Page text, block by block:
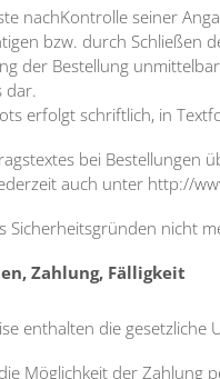
nachKontrolle seiner
bzw. durch Schließen
der Bestellung
dar.
erfolgt schriftlich, in
bei Bestellungen
auch unter http://
Sicherheitsgründen nicht
Zahlung, Fälligkeit
enthalten die
Möglichkeit der Zahlung